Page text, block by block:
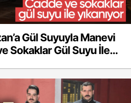
Gül Suyuyla Manevi
Sokaklar Gül Suyu İle